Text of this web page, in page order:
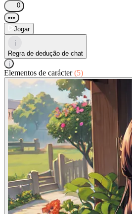
0
•••
Jogar
i
Regra de dedução de chat
i
Elementos de carácter(5)